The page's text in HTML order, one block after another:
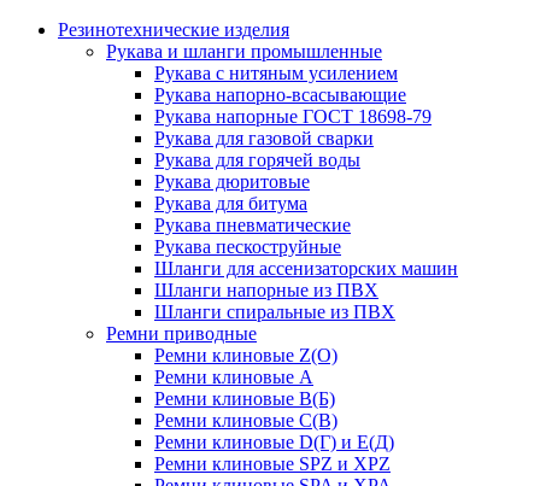
Резинотехнические изделия
Рукава и шланги промышленные
Рукава с нитяным усилением
Рукава напорно-всасывающие
Рукава напорные ГОСТ 18698-79
Рукава для газовой сварки
Рукава для горячей воды
Рукава дюритовые
Рукава для битума
Рукава пневматические
Рукава пескоструйные
Шланги для ассенизаторских машин
Шланги напорные из ПВХ
Шланги спиральные из ПВХ
Ремни приводные
Ремни клиновые Z(О)
Ремни клиновые А
Ремни клиновые В(Б)
Ремни клиновые С(В)
Ремни клиновые D(Г) и Е(Д)
Ремни клиновые SPZ и XPZ